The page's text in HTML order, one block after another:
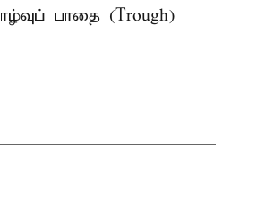
பாதை (Trough)